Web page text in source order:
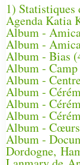
1)
Agenda Katia
Album -
Album -
Album - Bias
Album -
Album -
Album -
Album -
Album -
Album -
Album -
Dordogne,